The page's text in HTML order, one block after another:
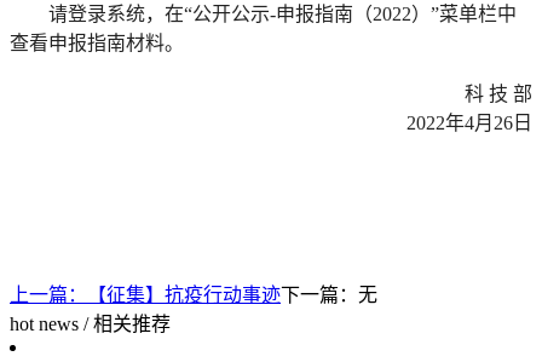
请登录系统，在“公开公示-申报指南（2022）”菜单栏中
查看申报指南材料。
科 技 部
2022年4月26日
上一篇： 【征集】抗疫行动事迹下一篇：无
hot news / 相关推荐